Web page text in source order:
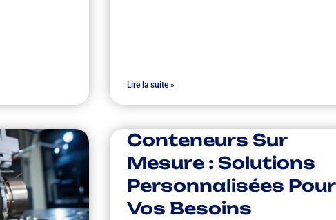
Lire la suite »
Conteneurs Sur
Mesure : Solutions
Personnalisées Pour
Vos Besoins